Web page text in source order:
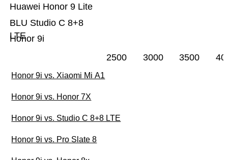
Honor 9i
BLU Studio C 8+8
LTE
Huawei Honor 9 Lite
2500 3000 3500
Honor 9i vs. Xiaomi Mi A1
Honor 9i vs. Honor 7X
Honor 9i vs. Studio C 8+8 LTE
Honor 9i vs. Pro Slate 8